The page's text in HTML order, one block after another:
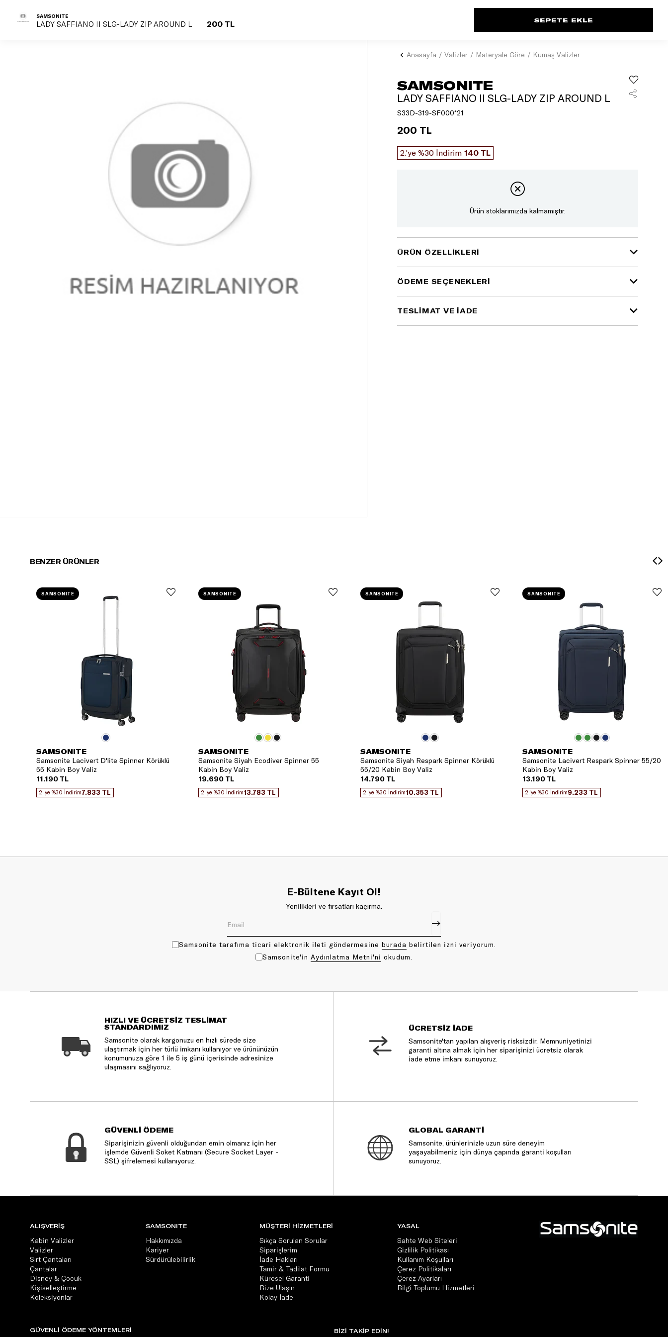
Anasayfa Valizler Materyale Göre Kumaş Valizler
SAMSONITE
LADY SAFFIANO II SLG-LADY ZIP AROUND L
S33D-319-SF000*21
200 TL
2.'ye %30 İndirim 140 TL
Ürün stoklarımızda kalmamıştır.
ÜRÜN ÖZELLIKLERI
ÖDEME SEÇENEKLERI
TESLİMAT VE İADE
BENZER ÜRÜNLER
SAMSONITE
Samsonite Lacivert D'lite Spinner Körüklü
55 Kabin Boy Valiz
11.190 TL
2.'ye %30 İndirim7.833 TL
SAMSONITE
SAMSONITE
Samsonite Siyah Ecodiver Spinner 55
Kabin Boy Valiz
19.690 TL
2.'ye %30 İndirim13.783 TL
SAMSONITE
SAMSONITE
Samsonite Siyah Respark Spinner Körüklü
55/20 Kabin Boy Valiz
14.790 TL
2.'ye %30 İndirim10.353 TL
SAMSONITE
SAMSONITE
Samsonite Lacivert Respark Spinner 55/20
Kabin Boy Valiz
13.190 TL
2.'ye %30 İndirim9.233 TL
SAMSONITE
E-Bültene Kayıt Ol!
Yenilikleri ve fırsatları kaçırma.
Samsonite tarafıma ticari elektronik ileti göndermesine bu rada belirtilen izni veriyorum.
Samsonite'in Aydınlatma Metni'ni okudum.
HIZLI VE ÜCRETSİZ TESLİMAT
STANDARDIMIZ
Samsonite olarak kargonuzu en hızlı sürede size
ulaştırmak için her türlü imkanı kullanıyor ve ürününüzün
konumunuza göre 1 ile 5 iş günü içerisinde adresinize
ulaşmasını sağlıyoruz.
ÜCRETSİZ İADE
Samsonite'tan yapılan alışveriş risksizdir. Memnuniyetinizi
garanti altına almak için her siparişinizi ücretsiz olarak
iade etme imkanı sunuyoruz.
GÜVENLİ ÖDEME
Siparişinizin güvenli olduğundan emin olmanız için her
işlemde Güvenli Soket Katmanı (Secure Socket Layer -
SSL) şifrelemesi kullanıyoruz.
GLOBAL GARANTİ
Samsonite, ürünlerinizle uzun süre deneyim
yaşayabilmeniz için dünya çapında garanti koşulları
sunuyoruz.
ALIŞVERİŞ
Kabin Valizler
Valizler
Sırt Çantaları
Çantalar
Disney & Çocuk
Kişiselleştirme
Koleksiyonlar
SAMSONITE
Hakkımızda
Kariyer
Sürdürülebilirlik
MÜŞTERİ HİZMETLERİ
Sıkça Sorulan Sorular
Siparişlerim
İade Hakları
Tamir & Tadilat Formu
Küresel Garanti
Bize Ulaşın
Kolay İade
YASAL
Sahte Web Siteleri
Gizlilik Politikası
Kullanım Koşulları
Çerez Politikaları
Çerez Ayarları
Bilgi Toplumu Hizmetleri
GÜVENLİ ÖDEME YÖNTEMLERİ BİZİ TAKİP EDİN!
SAMSONITE
LADY SAFFIANO II SLG-LADY ZIP AROUND L 200 TL